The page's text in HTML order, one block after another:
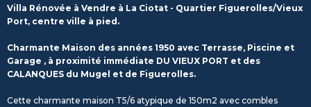
Villa Rénovée à Vendre à La Ciotat - Quartier Figuerolles/Vieux
Port, centre ville à pied.
Charmante Maison des années 1950 avec Terrasse, Piscine et
Garage , à proximité immédiate DU VIEUX PORT et des
CALANQUES du Mugel et de Figuerolles.
Cette charmante maison T5/6 atypique de 150m2 avec combles